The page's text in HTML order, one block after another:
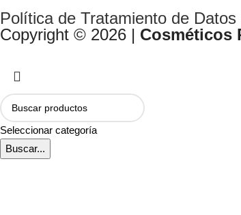
Política de Tratamiento de Datos
Copyright © 2026 | Cosméticos
Seleccionar categoría
Buscar...